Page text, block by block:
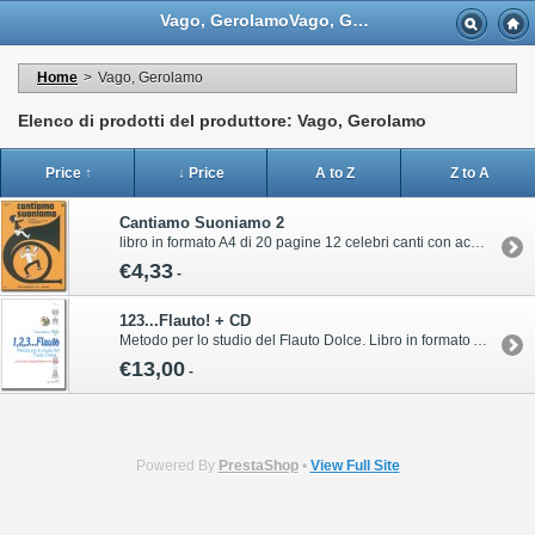
Vago, GerolamoVago, Gerolamo - Casa Musicale Eco
Home > Vago, Gerolamo
Elenco di prodotti del produttore: Vago, Gerolamo
Price ↑ ↓ Price A to Z Z to A
Cantiamo Suoniamo 2
libro in formato A4 di 20 pagine 12 celebri canti con accompagnamento dello strumentario OrffPer informazioni sull’acquisto di questa pubblicazione contattare il servizio clienti Volonté & Co:ordini@volonte-co.comTel: 02/45473285 - Fax: 02/36596796
€4,33 -
123...Flauto! + CD
Metodo per lo studio del Flauto Dolce. Libro in formato A4 di 28 pagine con CD INCLUSOPer informazioni sull’acquisto di questa pubblicazione contattare il servizio clienti Volonté & Co:ordini@volonte-co.comTel: 02/45473285 - Fax: 02/36596796
€13,00 -
Powered By PrestaShop• View Full Site